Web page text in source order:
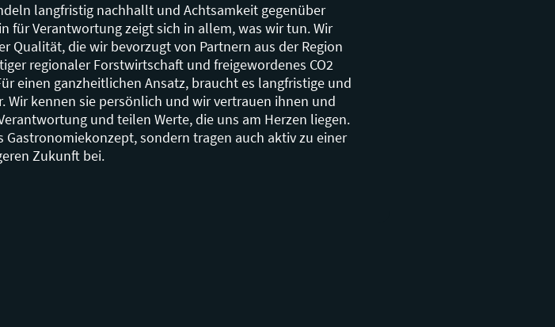
langfristig nachhallt und Achtsamkeit gegenüber
für Verantwortung zeigt sich in allem, was wir tun. Wir
Qualität, die wir bevorzugt von Partnern aus der Region
regionaler Forstwirtschaft und freigewordenes CO2
einen ganzheitlichen Ansatz, braucht es langfristige und
Wir kennen sie persönlich und wir vertrauen ihnen und
und teilen Werte, die uns am Herzen liegen.
sondern tragen auch aktiv zu einer
Zukunft bei.